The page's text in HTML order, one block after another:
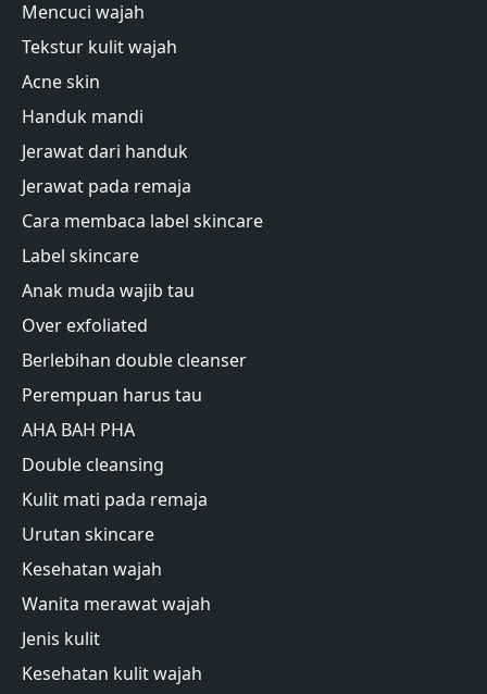
Mencuci wajah
Tekstur kulit wajah
Acne skin
Handuk mandi
Jerawat dari handuk
Jerawat pada remaja
Cara membaca label skincare
Label skincare
Anak muda wajib tau
Over exfoliated
Berlebihan double cleanser
Perempuan harus tau
AHA BAH PHA
Double cleansing
Kulit mati pada remaja
Urutan skincare
Kesehatan wajah
Wanita merawat wajah
Jenis kulit
Kesehatan kulit wajah